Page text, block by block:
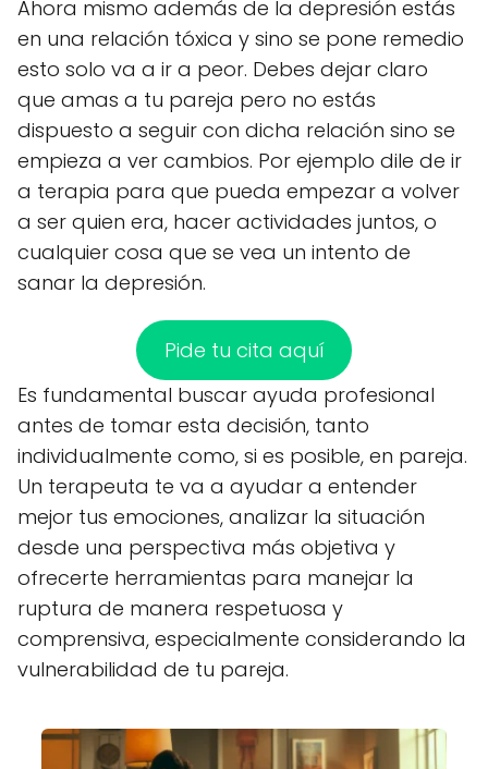
Ahora mismo además de la depresión estás
en una relación tóxica y sino se pone remedio
esto solo va a ir a peor. Debes dejar claro
que amas a tu pareja pero no estás
dispuesto a seguir con dicha relación sino se
empieza a ver cambios. Por ejemplo dile de ir
a terapia para que pueda empezar a volver
a ser quien era, hacer actividades juntos, o
cualquier cosa que se vea un intento de
sanar la depresión.
Pide tu cita aquí
Es fundamental buscar ayuda profesional
antes de tomar esta decisión, tanto
individualmente como, si es posible, en pareja.
Un terapeuta te va a ayudar a entender
mejor tus emociones, analizar la situación
desde una perspectiva más objetiva y
ofrecerte herramientas para manejar la
ruptura de manera respetuosa y
comprensiva, especialmente considerando la
vulnerabilidad de tu pareja.